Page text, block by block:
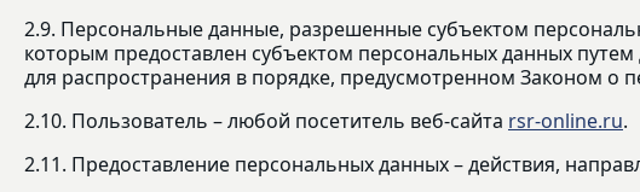
2.9. Персональные данные, разрешенные субъектом
которым предоставлен субъектом персональных данных
для распространения в порядке, предусмотренном Законом
2.10. Пользователь – любой посетитель веб-сайта rsr-online.ru.
2.11. Предоставление персональных данных – действия,